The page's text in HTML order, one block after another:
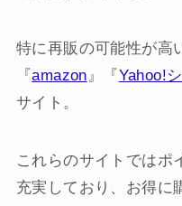
特に再販の可能性が高
『amazon 』『Yahoo!
サイト。
これらのサイトではポ
充実しており、お得に